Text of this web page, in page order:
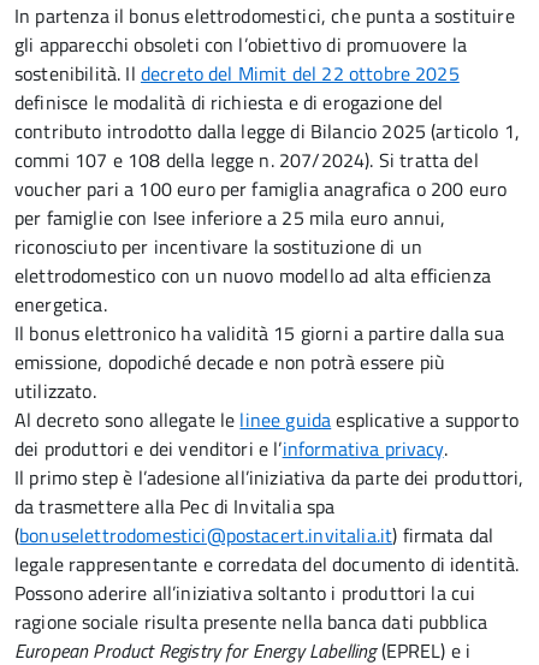
In partenza il bonus elettrodomestici, che punta a sostituire
gli apparecchi obsoleti con l’obiettivo di promuovere la
sostenibilità. Il decreto del Mimit del 22 ottobre 2025
definisce le modalità di richiesta e di erogazione del
contributo introdotto dalla legge di Bilancio 2025 (articolo 1,
commi 107 e 108 della legge n. 207/2024). Si tratta del
voucher pari a 100 euro per famiglia anagrafica o 200 euro
per famiglie con Isee inferiore a 25 mila euro annui,
riconosciuto per incentivare la sostituzione di un
elettrodomestico con un nuovo modello ad alta efficienza
energetica.
Il bonus elettronico ha validità 15 giorni a partire dalla sua
emissione, dopodiché decade e non potrà essere più
utilizzato.
Al decreto sono allegate le linee guidaesplicative a supporto
dei produttori e dei venditori e l’informativa privacy.
Il primo step è l’adesione all’iniziativa da parte dei produttori,
da trasmettere alla Pec di Invitalia spa
(bonuselettrodomestici@postacert.invitalia.it) firmata dal
legale rappresentante e corredata del documento di identità.
Possono aderire all’iniziativa soltanto i produttori la cui
ragione sociale risulta presente nella banca dati pubblica
European Product Registry for Energy Labelling(EPREL) e i